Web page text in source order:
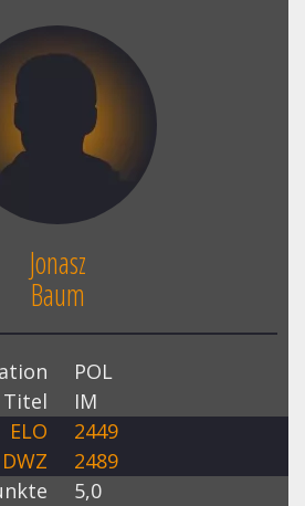
Jonasz
Baum
POL
Titel
IM
ELO
2449
DWZ
2489
5,0